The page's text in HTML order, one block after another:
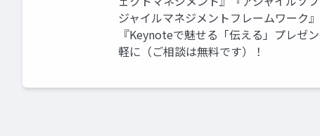
ジャイルマネジメントフレームワーク
『Keynoteで魅せる「伝える」プレゼ
軽に（ご相談は無料です）！